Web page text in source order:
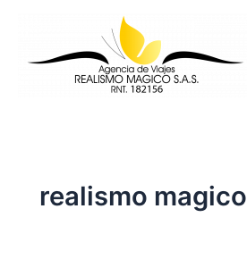
contenido
realismo magico